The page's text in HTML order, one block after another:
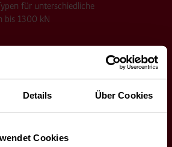
Details Über Cookies
Cookies
für unterschiedliche
bis 1300 kN
Transport, Be- und Entladen